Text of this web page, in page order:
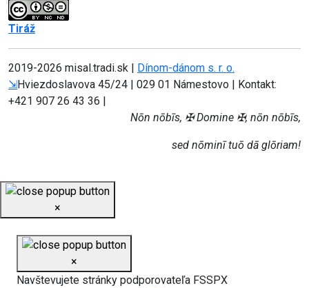
Tiráž
2019-2026 misal.tradi.sk |
Dínom-dánom s. r. o.
⇲Hviezdoslavova 45/24 | 029 01 Námestovo | Kontakt:
+421 907 26 43 36 |
Nōn nōbīs, ✠ Domine ✠, nōn nōbīs,
sed nōminī tuō dā glōriam!
×
×
Navštevujete stránky podporovateľa FSSPX